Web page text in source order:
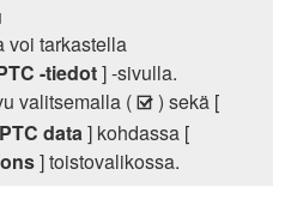
voi tarkastella
-tiedot] -sivulla.
valitsemalla ( M ) sekä [
data] kohdassa [
] toistovalikossa.